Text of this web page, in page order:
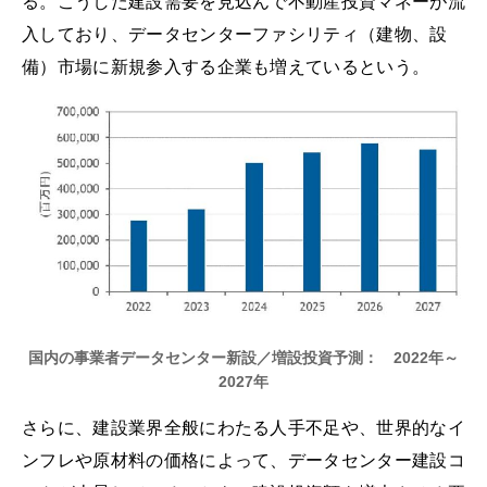
入しており、データセンターファシリティ（建物、設
備）市場に新規参入する企業も増えているという。
国内の事業者データセンター新設／増設投資予測： 2022年～
2027年
さらに、建設業界全般にわたる人手不足や、世界的なイ
ンフレや原材料の価格によって、データセンター建設コ